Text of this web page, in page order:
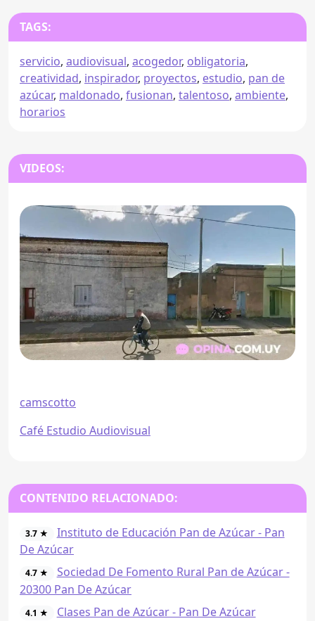
TAGS:
servicio, audiovisual, acogedor, obligatoria,
creatividad, inspirador, proyectos, estudio, pan de
azúcar, maldonado, fusionan, talentoso, ambiente,
horarios
VIDEOS:
camscotto
Café Estudio Audiovisual
CONTENIDO RELACIONADO:
3.7 ★
Instituto de Educación Pan de Azúcar - Pan
De Azúcar
4.7 ★
Sociedad De Fomento Rural Pan de Azúcar -
20300 Pan De Azúcar
4.1 ★ Clases Pan de Azúcar - Pan De Azúcar